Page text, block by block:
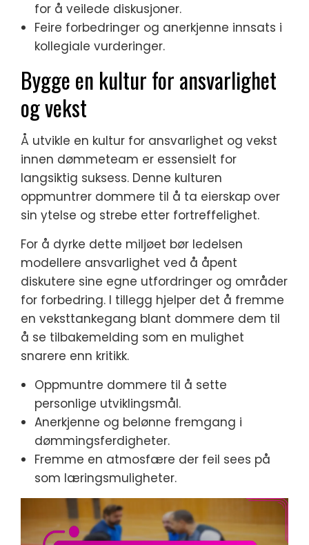
for å veilede diskusjoner.
Feire forbedringer og anerkjenne innsats i
kollegiale vurderinger.
Bygge en kultur for ansvarlighet
og vekst
Å utvikle en kultur for ansvarlighet og vekst
innen dømmeteam er essensielt for
langsiktig suksess. Denne kulturen
oppmuntrer dommere til å ta eierskap over
sin ytelse og strebe etter fortreffelighet.
For å dyrke dette miljøet bør ledelsen
modellere ansvarlighet ved å åpent
diskutere sine egne utfordringer og områder
for forbedring. I tillegg hjelper det å fremme
en veksttankegang blant dommere dem til
å se tilbakemelding som en mulighet
snarere enn kritikk.
Oppmuntre dommere til å sette
personlige utviklingsmål.
Anerkjenne og belønne fremgang i
dømmingsferdigheter.
Fremme en atmosfære der feil sees på
som læringsmuligheter.